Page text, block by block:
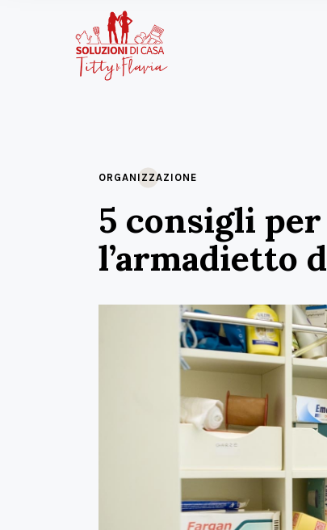
ORGANIZZAZIONE
5 consigli
l’armadietto